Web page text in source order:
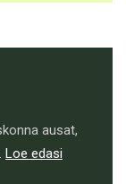
ausat,
Loe edasi